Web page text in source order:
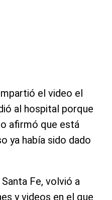
el video el
al hospital porque
afirmó que está
ya había sido dado
Fe, volvió a
y videos en el que